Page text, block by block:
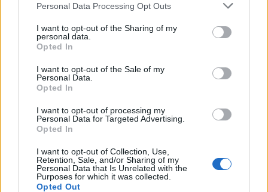
Personal Data Processing Opt Outs
I want to opt-out of the Sharing of my
personal data.
Opted In
I want to opt-out of the Sale of my
Personal Data.
Opted In
I want to opt-out of processing my
Personal Data for Targeted Advertising.
Opted In
I want to opt-out of Collection, Use,
Retention, Sale, and/or Sharing of my
Personal Data that Is Unrelated with the
Purposes for which it was collected.
Opted Out
Ακολουθήστε το Pink.gr στοGoogle Newsκαι
μάθετε πρώτοι
Ακολουθήστε το Pink.gr και στοInstagram